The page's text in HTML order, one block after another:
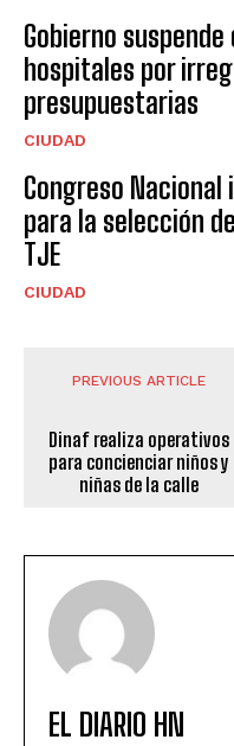
Gobierno
hospitales por
presupuestarias
CIUDAD
Congreso
para la selección
TJE
CIUDAD
PREVIOUS ARTICLE
Dinaf realiza operativos
para concienciar niños y
niñas de la calle
EL DIARIO HN